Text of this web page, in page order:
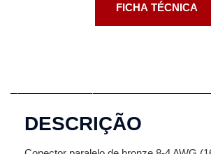
FICHA TÉCNICA
DESCRIÇÃO